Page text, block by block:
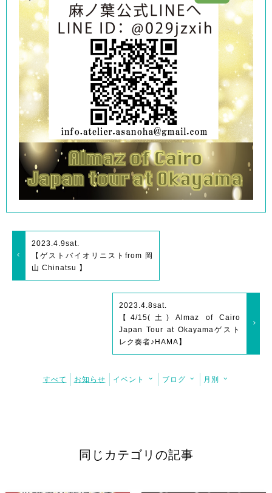
2023.4.9sat.
【ゲストバイオリニストfrom 岡
山 Chinatsu 】
2023.4.8sat.
【4/15(土) Almaz of Cairo
Japan Tour at Okayamaゲスト
レク奏者♪HAMA】
すべて お知らせ イベント ブログ 月別
同じカテゴリの記事